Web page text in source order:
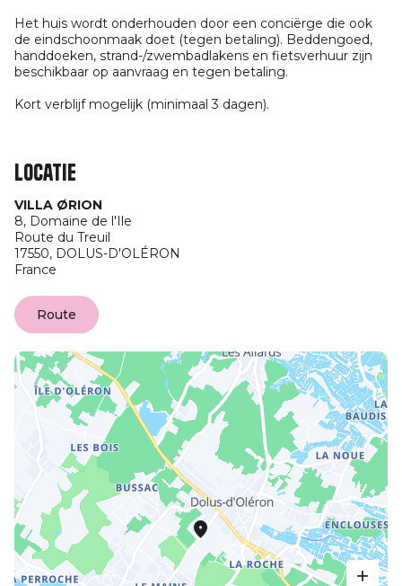
Het huis wordt onderhouden door een conciërge die ook
de eindschoonmaak doet (tegen betaling). Beddengoed,
handdoeken, strand-/zwembadlakens en fietsverhuur zijn
beschikbaar op aanvraag en tegen betaling.
Kort verblijf mogelijk (minimaal 3 dagen).
Locatie
VILLA ØRION
8, Domaine de l'Ile
Route du Treuil
17550, DOLUS-D'OLÉRON
France
Route